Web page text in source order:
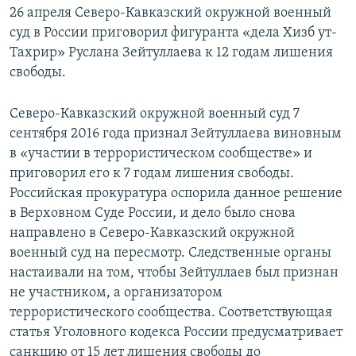
26 апреля Северо-Кавказский окружной военный
суд в России приговорил фигуранта «дела Хизб ут-
Тахрир» Руслана Зейтуллаева к 12 годам лишения
свободы.
Северо-Кавказский окружной военный суд 7
сентября 2016 года признал Зейтуллаева виновным
в «участии в террористическом сообществе» и
приговорил его к 7 годам лишения свободы.
Российская прокуратура оспорила данное решение
в Верховном Суде России, и дело было снова
направлено в Северо-Кавказский окружной
военный суд на пересмотр. Следственные органы
настаивали на том, чтобы Зейтуллаев был признан
не участником, а организатором
террористического сообщества. Соответствующая
статья Уголовного кодекса России предусматривает
санкцию от 15 лет лишения свободы до